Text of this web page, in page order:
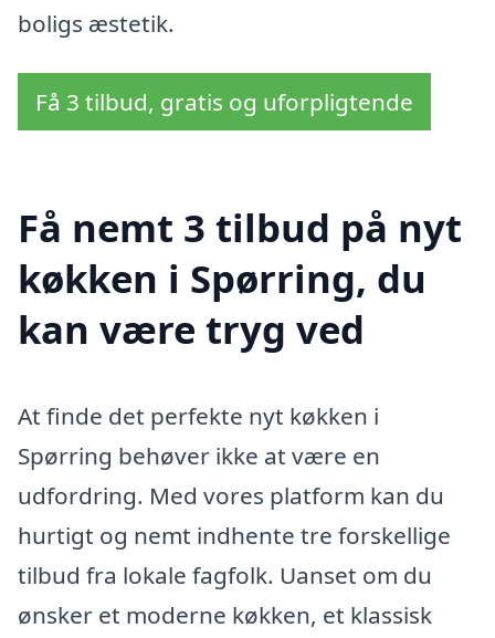
boligs æstetik.
Få 3 tilbud, gratis og uforpligtende
Få nemt 3 tilbud på nyt
køkken i Spørring, du
kan være tryg ved
At finde det perfekte nyt køkken i
Spørring behøver ikke at være en
udfordring. Med vores platform kan du
hurtigt og nemt indhente tre forskellige
tilbud fra lokale fagfolk. Uanset om du
ønsker et moderne køkken, et klassisk